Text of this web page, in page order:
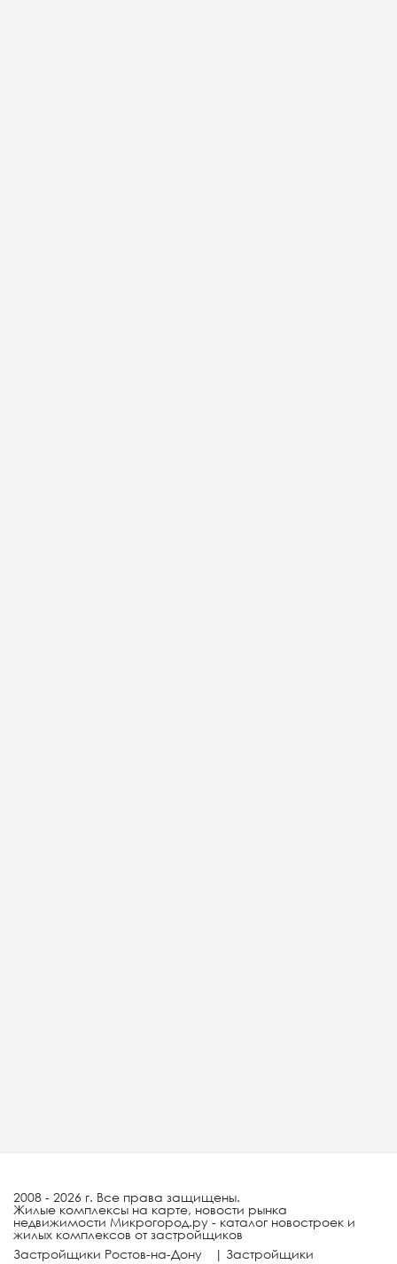
2008 - 2026 г. Все права защищены.
Жилые комплексы на карте, новости рынка
недвижимости Микрогород.ру - каталог новостроек и
жилых комплексов от застройщиков
Застройщики Ростов-на-Дону
| Застройщики